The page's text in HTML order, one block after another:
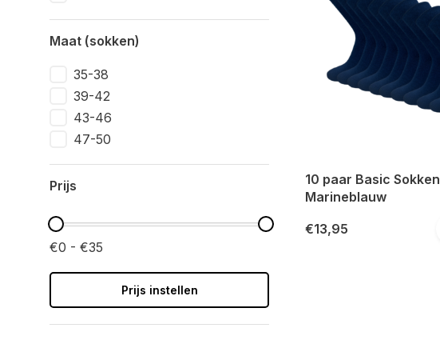
Maat (sokken)
35-38
39-42
43-46
47-50
Prijs
€0 - €35
Prijs instellen
10 paar Basic Sokken
Marineblauw
€13,95